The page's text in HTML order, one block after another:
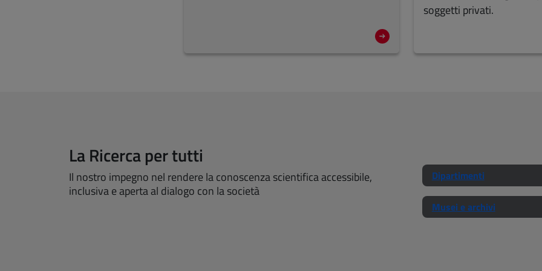
soggetti privati.
La Ricerca per tutti
Il nostro impegno nel rendere la conoscenza scientifica accessibile,
inclusiva e aperta al dialogo con la società
Dipartimenti
Musei e archivi